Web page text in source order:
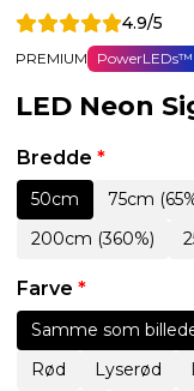
4.9/5
PREMIUM PowerLEDs™
LED Neon
Bredde *
50cm 75cm
200cm (360%)
Farve *
Samme som
Rød
Lyserød